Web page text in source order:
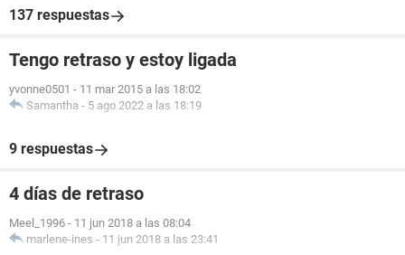
137 respuestas
Tengo retraso y estoy ligada
yvonne0501 - 11 mar 2015 a las 18:02
Samantha - 5 ago 2022 a las 18:19
9 respuestas
4 días de retraso
Meel_1996 - 11 jun 2018 a las 08:04
marlene-ines - 11 jun 2018 a las 23:41